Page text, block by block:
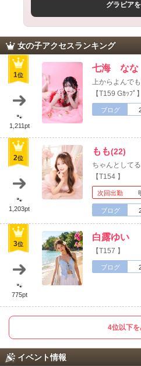
グラビア
女の子アクセスランキング
1位
🐾
1,211pt
七海 なな
上からよんで
【T159 Gｶｯﾌﾟ】
ブログ
2位
🐾
1,203pt
もも(22)
ちゃんとして
【T154 】
次回出勤
ブログ
3位
🐾
775pt
白露ゆい
【T157 】
ブログ
4位以下を
イベント情報
このお店をシ
LINE
お店のURLを
会員ログ
店舗ログ
北海道
甲信越
東海
中四国
沖縄